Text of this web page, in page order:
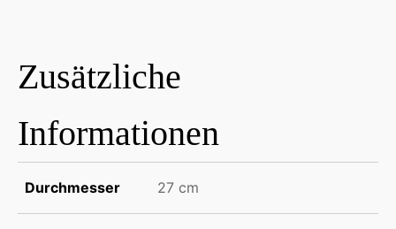
Zusätzliche
Informationen
Durchmesser 27 cm